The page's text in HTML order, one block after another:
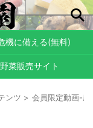
機に備える(無料)
菜販売サイト
ンツ > 会員限定動画-農